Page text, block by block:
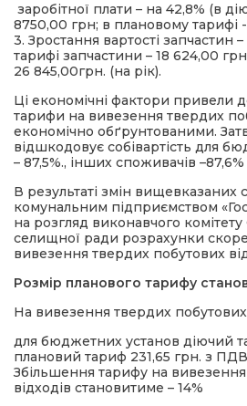
заробітної плати – на 42,8% (в
8750,00 грн; в плановому тарифі
3. Зростання вартості запчастин
тарифі запчастини – 18 624,00
26 845,00грн. (на рік).
Ці економічні фактори привели
тарифи на вивезення твердих
економічно обґрунтованими.
відшкодовує собівартість для
– 87,5%., інших споживачів
В результаті змін вищевказаних
комунальним підприємством
на розгляд виконавчого
селищної ради розрахунки
вивезення твердих побутових
Розмір планового тарифу
На вивезення твердих побутових
для бюджетних установ діючий
плановий тариф 231,65 грн. з
Збільшення тарифу на
відходів становитиме – 14%